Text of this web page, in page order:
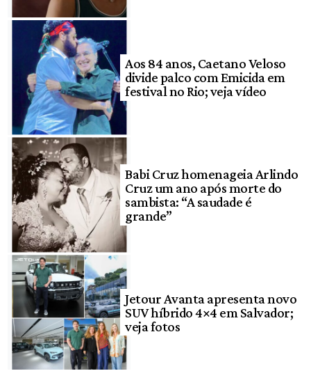
Aos 84 anos, Caetano Veloso
divide palco com Emicida em
festival no Rio; veja vídeo
Babi Cruz homenageia Arlindo
Cruz um ano após morte do
sambista: “A saudade é
grande”
Jetour Avanta apresenta novo
SUV híbrido 4×4 em Salvador;
veja fotos